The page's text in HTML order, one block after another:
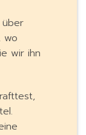
wo
wir ihn